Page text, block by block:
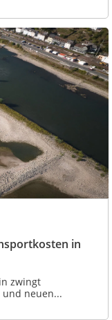
in
zwingt
neuen...